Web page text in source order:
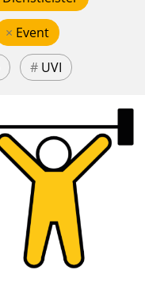
× Event
# UVI